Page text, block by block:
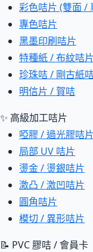
彩色咭片 (雙面 /
專色咭片
黑墨印刷咭片
特種紙 / 布紋咭片
珍珠咭 / 剛古紙
明信片 / 賀咭
✨ 高級加工咭片
啞膠 / 過光膠咭片
局部 UV 咭片
燙金 / 燙銀咭片
激凸 / 激凹咭片
圓角咭片
模切 / 異形咭片
📝 PVC 膠咭 / 會員卡